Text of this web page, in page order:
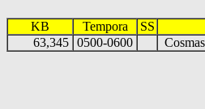
KB Tempora SS
63,345 0500-0600